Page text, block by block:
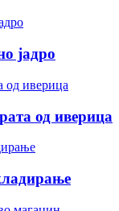
јадро
од иверица